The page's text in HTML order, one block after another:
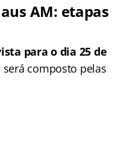
AM: etapas
para o dia 25 de
será composto pelas